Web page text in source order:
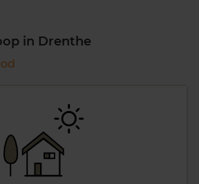
in Drenthe